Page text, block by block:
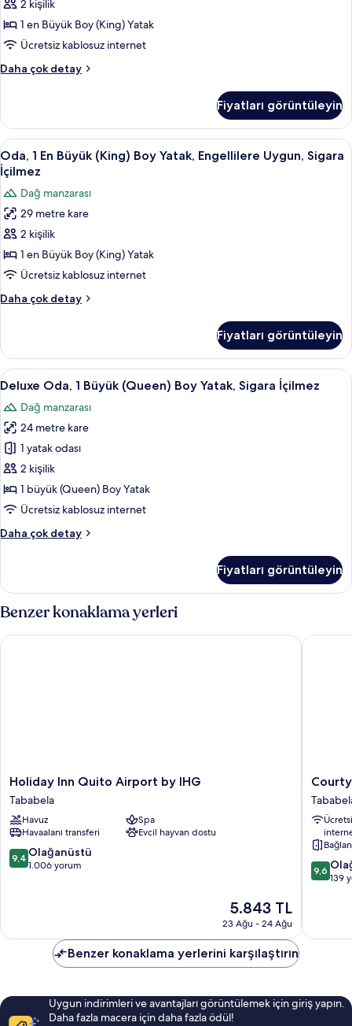
Boy
Yatak,
İçilmez
fotoğrafları
görün
2 kişilik
1 en Büyük Boy (King) Yatak
Ücretsiz kablosuz internet
Daha çok detay
Deluxe
Büyük
(King)
Boy
Yatak,
Sigara
İçilmez
hakkında
daha
fazla
detay
Fiyatları görüntüleyin
Oda,
1
En
Büyük
(King)
Boy
Yatak,
Engellilere
Uygun,
Sigara
için
tüm
fotoğrafları
görün
1 yatak odası, kaliteli yatak takımı,
12
Oda, 1 En Büyük (King) Boy Yatak, Engellilere Uygun, Sigara
İçilmez
Dağ manzarası
29 metre kare
2 kişilik
1 en Büyük Boy (King) Yatak
Ücretsiz kablosuz internet
Daha çok detay
Oda,
(King)
Boy
Yatak,
Uygun,
Sigara
İçilmez
hakkında
daha
fazla
detay
Fiyatları görüntüleyin
Deluxe
Oda,
1
Büyük
(Queen)
Boy
Yatak,
Sigara
için
görün
1 yatak odası, kaliteli yatak takımı,
9
Deluxe Oda, 1 Büyük (Queen) Boy Yatak, Sigara İçilmez
Dağ manzarası
24 metre kare
1 yatak odası
2 kişilik
1 büyük (Queen) Boy Yatak
Ücretsiz kablosuz internet
Daha çok detay
Deluxe
(Queen)
Yatak,
İçilmez
Fiyatları görüntüleyin
Benzer konaklama yerleri
Holiday
Inn
Quito
Airport
by
IHG
Tababela
Holiday Inn Quito Airport by IHG
Tababela
Havuz
Spa
Havaalanı transferi
Evcil hayvan dostu
10
üzerinden
9,4 Olağanüstü
1.006 yorum
Güncel
fiyat:
5.843 TL
5.843 TL
23 Ağu - 24 Ağu
Holiday Inn Quito Airport by IHG
By
Marriott
Quito
Airport
10
yorum
9,6
139
Benzer konaklama yerlerini karşılaştırın
Uygun indirimleri ve avantajları görüntülemek için giriş yapın.
Daha fazla macera için daha fazla ödül!